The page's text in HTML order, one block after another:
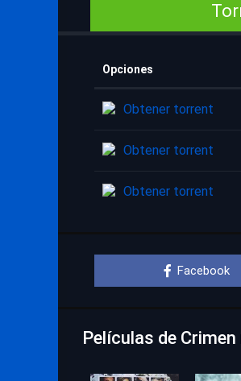
Opciones
Obtener torrent
Obtener torrent
Obtener torrent
Facebook
Películas de